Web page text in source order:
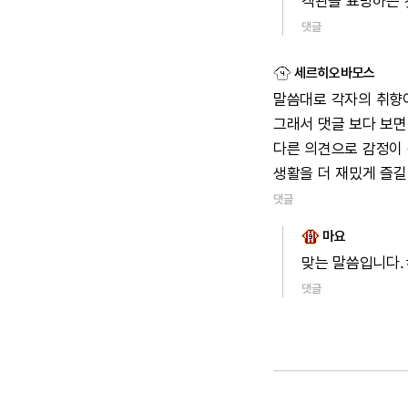
댓글
세르히오바모스
말씀대로 각자의 취향
그래서 댓글 보다 보면
다른 의견으로 감정이
생활을 더 재밌게 즐길
댓글
마요
맞는 말씀입니다.
댓글